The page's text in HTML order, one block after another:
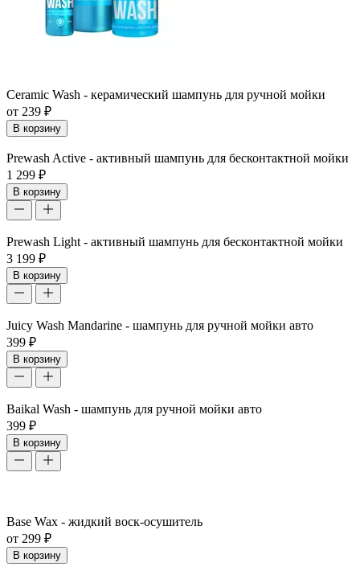
Ceramic Wash - керамический шампунь для ручной мойки
от 239 ₽
В корзину
Prewash Active - активный шампунь для бесконтактной мойки
1 299 ₽
В корзину
Prewash Light - активный шампунь для бесконтактной мойки
3 199 ₽
В корзину
Juicy Wash Mandarine - шампунь для ручной мойки авто
399 ₽
В корзину
Baikal Wash - шампунь для ручной мойки авто
399 ₽
В корзину
Base Wax - жидкий воск-осушитель
от 299 ₽
В корзину